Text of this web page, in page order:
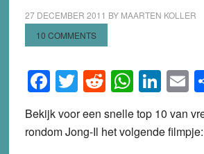
27 DECEMBER 2011 BY MAARTEN KOLLER
10 COMMENTS
Facebook
Twitter
Reddit
Bekijk voor een snelle top 10 van
rondom Jong-Il het volgende filmpje: